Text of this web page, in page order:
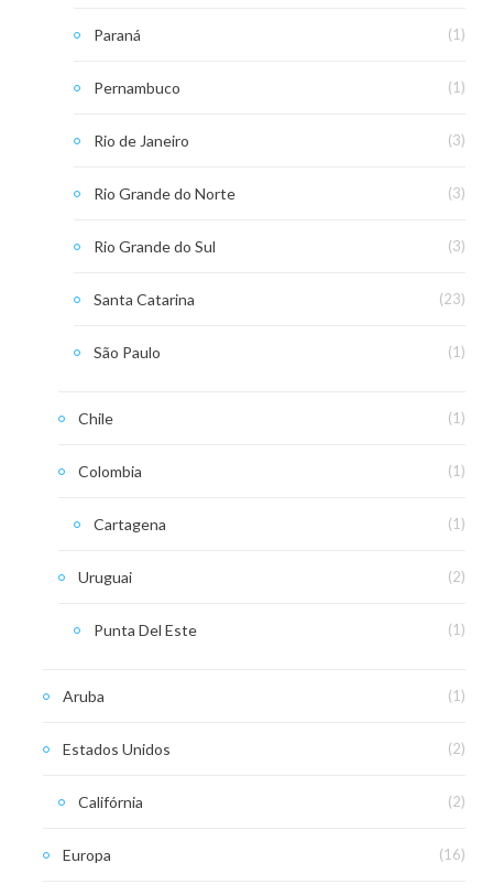
Paraná (1)
Pernambuco (1)
Rio de Janeiro (3)
Rio Grande do Norte (3)
Rio Grande do Sul (3)
Santa Catarina (23)
São Paulo (1)
Chile (1)
Colombia (1)
Cartagena (1)
Uruguai (2)
Punta Del Este (1)
Aruba (1)
Estados Unidos (2)
Califórnia (2)
Europa (16)